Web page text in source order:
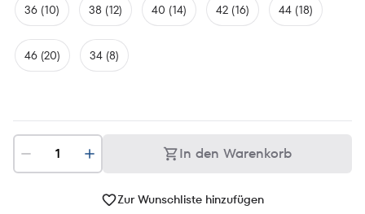
36 (10) 38 (12) 40 (14) 42 (16) 44 (18)
46 (20) 34 (8)
In den Warenkorb
Zur Wunschliste hinzufügen